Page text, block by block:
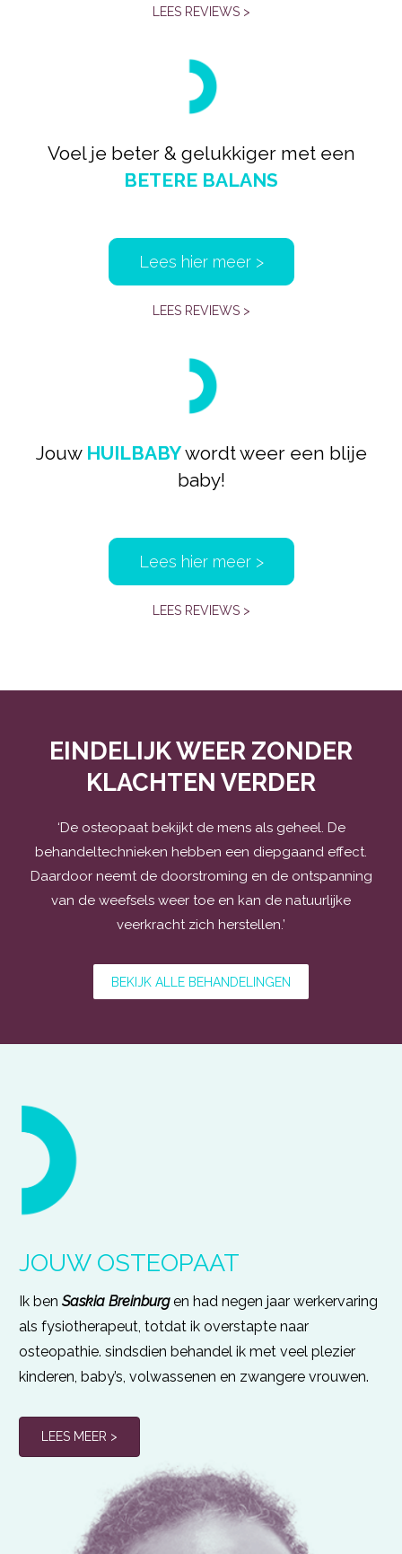
LEES REVIEWS >
Voel je beter & gelukkiger met een
BETERE BALANS
Lees hier meer >
LEES REVIEWS >
Jouw HUILBABYwordt weer een blije
baby!
Lees hier meer >
LEES REVIEWS >
EINDELIJK WEER ZONDER
KLACHTEN VERDER
‘De osteopaat bekijkt de mens als geheel. De
behandeltechnieken hebben een diepgaand effect.
Daardoor neemt de doorstroming en de ontspanning
van de weefsels weer toe en kan de natuurlijke
veerkracht zich herstellen.’
BEKIJK ALLE BEHANDELINGEN
JOUW OSTEOPAAT
Ik ben Saskia Breinburgen had negen jaar werkervaring
als fysiotherapeut, totdat ik overstapte naar
osteopathie. sindsdien behandel ik met veel plezier
kinderen, baby’s, volwassenen en zwangere vrouwen.
LEES MEER >